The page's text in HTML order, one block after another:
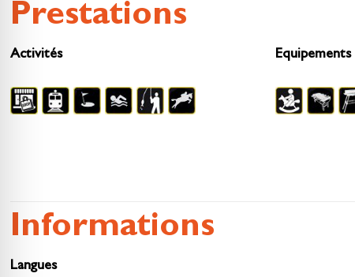
Prestations
Activités Equipements
Informations
Langues